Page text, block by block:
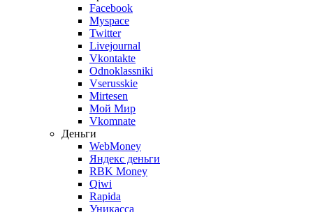
Facebook
Myspace
Twitter
Livejournal
Vkontakte
Odnoklassniki
Vserusskie
Mirtesen
Мой Мир
Vkomnate
Деньги
WebMoney
Яндекс деньги
RBK Money
Qiwi
Rapida
Уникасса